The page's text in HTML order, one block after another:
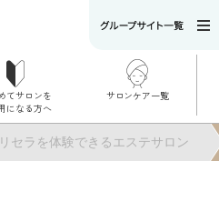
てサロンを
になる方へ
サロンケア一覧
ュー
施術別で探す
お悩み別で探す
セラを体験できるエステサロン